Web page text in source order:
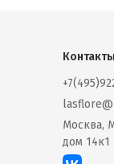
Контакты
Москва,
дом 14к1